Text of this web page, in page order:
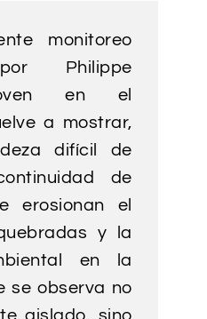
monitoreo
Philippe
en el
a mostrar,
difícil de
de
erosionan el
y la
en la
se observa no